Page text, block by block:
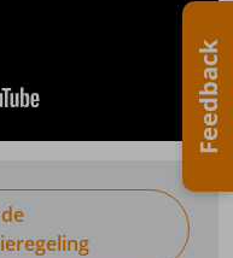
Feedback